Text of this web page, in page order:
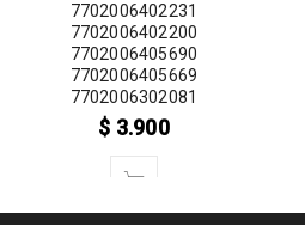
7702006402231
7702006402200
7702006405690
7702006405669
7702006302081
$ 3.900